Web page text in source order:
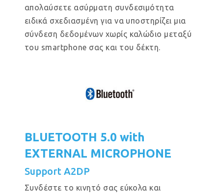
απολαύσετε ασύρματη συνδεσιμότητα
ειδικά σχεδιασμένη για να υποστηρίζει μια
σύνδεση δεδομένων χωρίς καλώδιο μεταξύ
του smartphone σας και του δέκτη.
BLUETOOTH 5.0 with
EXTERNAL MICROPHONE
Support A2DP
Συνδέστε το κινητό σας εύκολα και